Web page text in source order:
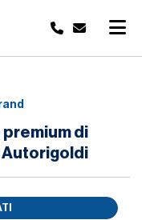
premium di
Autorigoldi